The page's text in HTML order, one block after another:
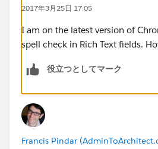
2017年3月25日 17:05
I am on the latest version of
spell check in Rich Text fields.
役立つとしてマーク
Francis Pindar